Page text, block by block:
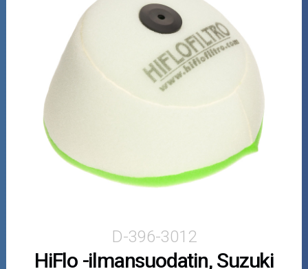
Moottorikelkan osat
Mopoauton osat
Mönkijän osat
Puutarha ja metsä
Ajovarusteet
Öljyt ja kemikaalit
D-396-3012
HiFlo -ilmansuodatin, Suzuki